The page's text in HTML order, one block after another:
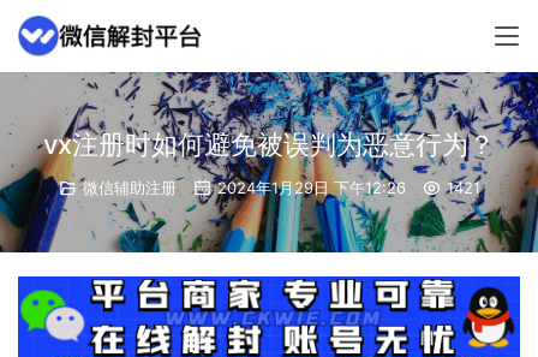
vx注册时如何避免被误判为恶意行为？
微信辅助注册 2024年1月29日 下午12:26 1421